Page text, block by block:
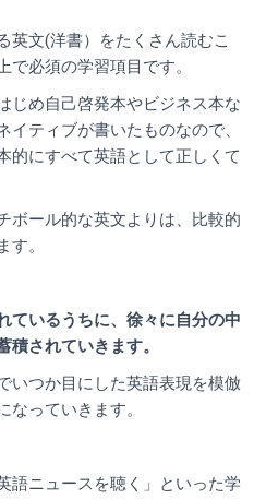
英文(洋書）をたくさん読むこ
で必須の学習項目です。
じめ自己啓発本やビジネス本な
イティブが書いたものなので、
的にすべて英語として正しくて
ボール的な英文よりは、比較的
。
ているうちに、徐々に自分の中
積されていきます。
いつか目にした英語表現を模倣
なっていきます。
語ニュースを聴く」といった学